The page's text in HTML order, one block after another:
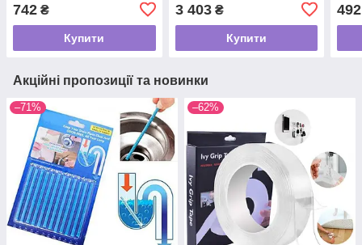
742 ₴
Купити
3 403₴
Купити
492
Акційні пропозиції та новинки
–71% –62%